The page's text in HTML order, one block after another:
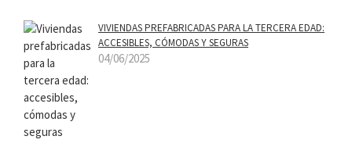
VIVIENDAS PREFABRICADAS PARA LA TERCERA EDAD:
ACCESIBLES, CÓMODAS Y SEGURAS
04/06/2025